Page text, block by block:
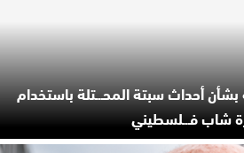
أحداث سبتة المحـ.ـتلة باستخدام
شاب فـ.ـلسطيني